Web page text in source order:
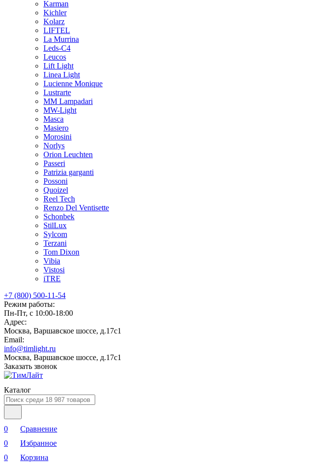
Karman
Kichler
Kolarz
LIFTEL
La Murrina
Leds-C4
Leucos
Lift Light
Linea Light
Lucienne Monique
Lustrarte
MM Lampadari
MW-Light
Masca
Masiero
Morosini
Norlys
Orion Leuchten
Passeri
Patrizia garganti
Possoni
Quoizel
Reel Tech
Renzo Del Ventisette
Schonbek
StilLux
Sylcom
Terzani
Tom Dixon
Vibia
Vistosi
iTRE
+7 (800) 500-11-54
Режим работы:
Пн-Пт, с 10:00-18:00
Адрес:
Москва, Варшавское шоссе, д.17c1
Email:
info@timlight.ru
Москва, Варшавское шоссе, д.17c1
Заказать звонок
Каталог
0
Сравнение
0
Избранное
0
Корзина